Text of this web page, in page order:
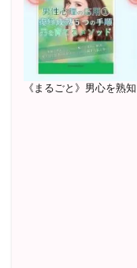
《まるごと》男心を熟